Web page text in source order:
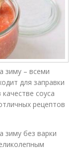
зиму – всеми
для заправки
соуса
рецептов
зиму без варки